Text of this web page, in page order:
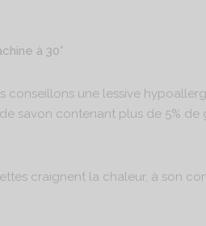
à 30°
conseillons une lessive
savon contenant plus de 5%
craignent la chaleur, à son